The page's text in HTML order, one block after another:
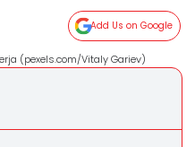
Add Us on Google
(pexels.com/Vitaly Gariev)